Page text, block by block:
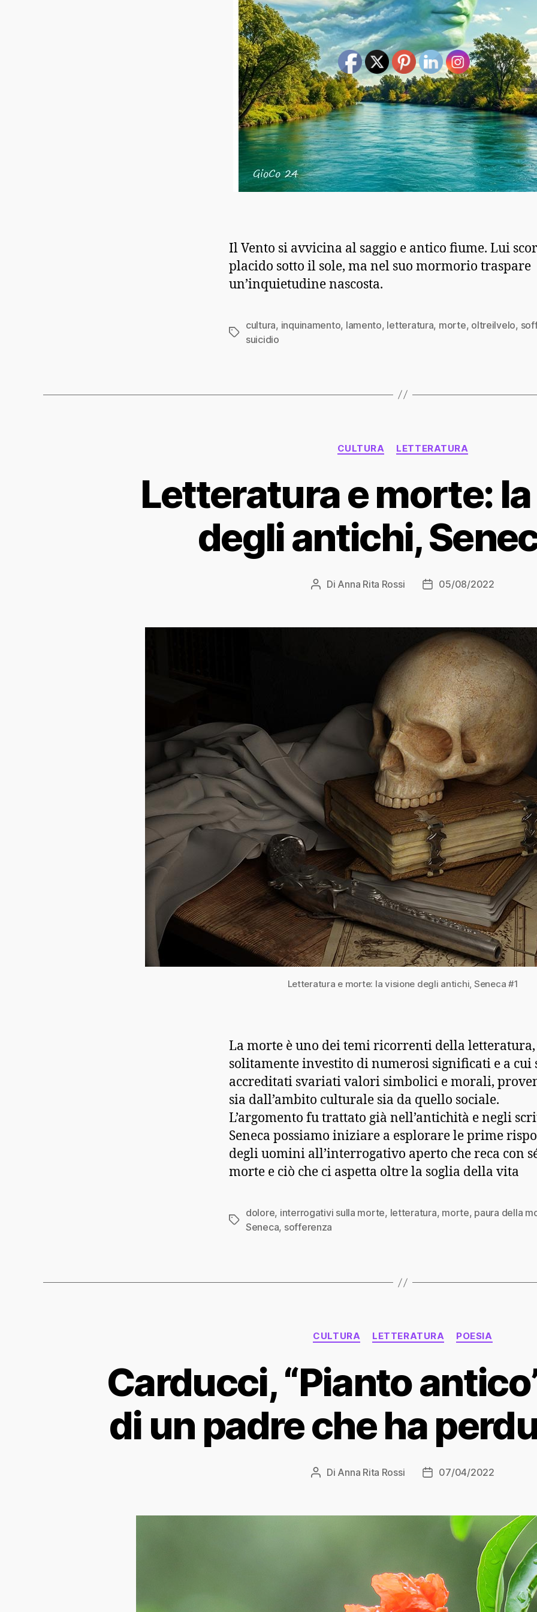
Il Vento si avvicina al saggio e antico fiume. Lui
placido sotto il sole, ma nel suo mormorio traspare
un’inquietudine nascosta.
Tag
cultura, inquinamento, lamento, letteratura, morte, oltreilvelo,
suicidio
Categorie
CULTURA LETTERATURA
Letteratura e morte:
degli antichi,
Autore
Di Anna Rita Rossi
Data05/08/2022
Letteratura e morte: la visione degli antichi, Seneca #1
La morte è uno dei temi ricorrenti della letteratura,
solitamente investito di numerosi significati e a cui
accreditati svariati valori simbolici e morali,
sia dall’ambito culturale sia da quello sociale.
L’argomento fu trattato già nell’antichità e negli
Seneca possiamo iniziare a esplorare le prime
degli uomini all’interrogativo aperto che reca con
morte e ciò che ci aspetta oltre la soglia della vita
Tag
dolore, interrogativi sulla morte, letteratura, morte, paura della
Seneca, sofferenza
Categorie
CULTURA LETTERATURA POESIA
Carducci, “Pianto
di un padre che ha
Autore
Di Anna Rita Rossi
Data07/04/2022